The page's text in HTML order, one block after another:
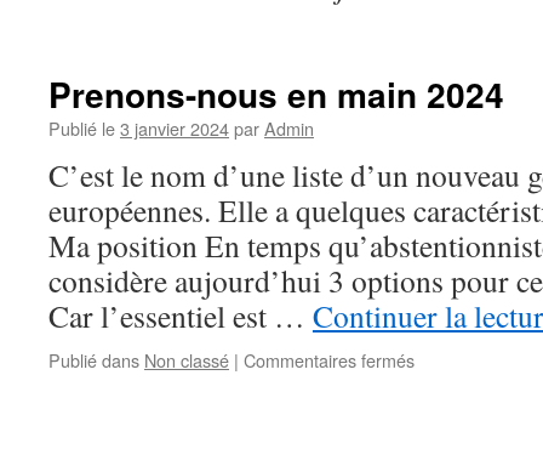
Prenons-nous en main 2024
Publié le3 janvier 2024parAdmin
C’est le nom d’une liste d’un nouveau
européennes. Elle a quelques
Ma position En temps
considère aujourd’hui 3 options pour
Car l’essentiel est … Continuer la
Publié dans Non classé | Commentaires ferméssur